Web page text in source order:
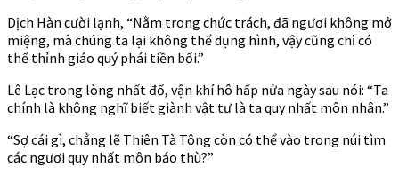
Dịch Hàn cười lạnh, “Nằm trong chức trách, đã ngươi không mở
miệng, mà chúng ta lại không thể dụng hình, vậy cũng chỉ có
thể thỉnh giáo quý phái tiền bối.”
Lê Lạc trong lòng nhất đổ, vận khí hô hấp nửa ngày sau nói: “Ta
chính là không nghĩ biết giành vật tư là ta quy nhất môn nhân.”
“Sợ cái gì, chẳng lẽ Thiên Tà Tông còn có thể vào trong núi tìm
các ngươi quy nhất môn báo thù?”